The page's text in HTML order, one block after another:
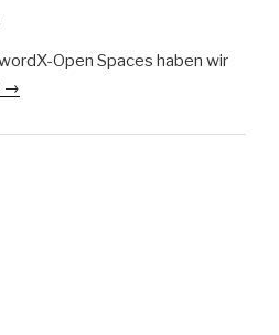
Open Spaces haben wir
→